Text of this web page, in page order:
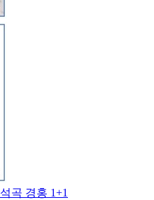
석곡 경홍 1+1